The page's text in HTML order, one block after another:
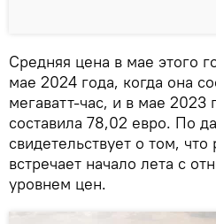
Средняя цена в мае этого
мае 2024 года, когда она
мегаватт-час, и в мае 2023
составила 78,02 евро. По
свидетельствует о том,
встречает начало лета с
уровнем цен.